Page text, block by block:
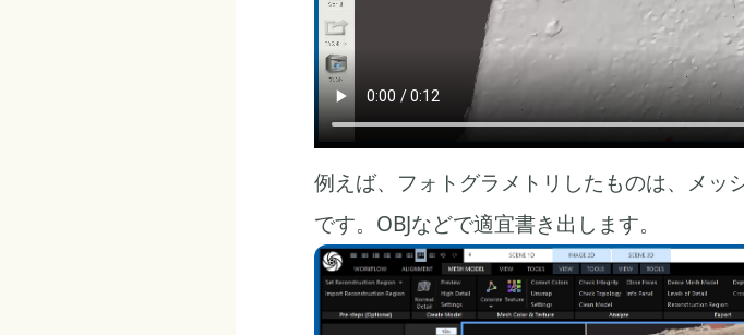
例えば、フォトグラメトリしたものは、メッ
です。OBJなどで適宜書き出します。